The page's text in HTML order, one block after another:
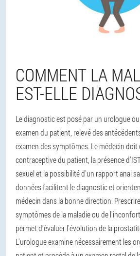
COMMENT LA
EST-ELLE
Le diagnostic est posé par un urologue
examen du patient, relevé des
examen des symptômes. Le médecin
contraceptive du patient, la présence
sexuel et la possibilité d'un rapport anal
données facilitent le diagnostic et
médecin dans la bonne direction.
symptômes de la maladie ou de
permet d'évaluer l'évolution de la
L'urologue examine nécessairement les